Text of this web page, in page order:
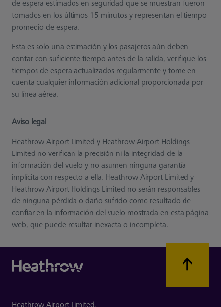
de espera estimados en seguridad que se muestran fueron
tomados en los últimos 15 minutos y representan el tiempo
promedio de espera.
Esta es solo una estimación y los pasajeros aún deben
contar con suficiente tiempo antes de la salida, verifique los
tiempos de espera actualizados regularmente y tome en
cuenta cualquier información adicional proporcionada por
su línea aérea.
Aviso legal
Heathrow Airport Limited y Heathrow Airport Holdings
Limited no verifican la precisión ni la integridad de la
información del vuelo y no asumen ninguna garantía
implícita con respecto a ella. Heathrow Airport Limited y
Heathrow Airport Holdings Limited no serán responsables
de ninguna pérdida o daño sufrido como resultado de
confiar en la información del vuelo mostrada en esta página
web, que puede resultar inexacta o incompleta.
Heathrow Airport Limited,